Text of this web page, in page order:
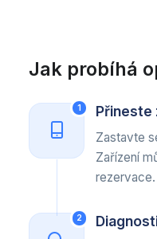
Jak probíhá
1 Přineste
Zastavte
Zařízení
rezervace.
2